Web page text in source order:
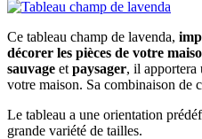
Ce tableau champ de lavenda,
décorer les pièces de votre
sauvage et paysager, il apportera
votre maison. Sa combinaison de
Le tableau a une orientation
grande variété de tailles.